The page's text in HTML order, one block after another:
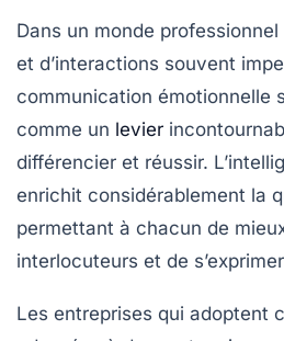
Dans un monde
et d’interactions souvent
communication émotionnelle
comme un levier
différencier et réussir.
enrichit considérablement la
permettant à chacun de
interlocuteurs et de
Les entreprises qui adoptent